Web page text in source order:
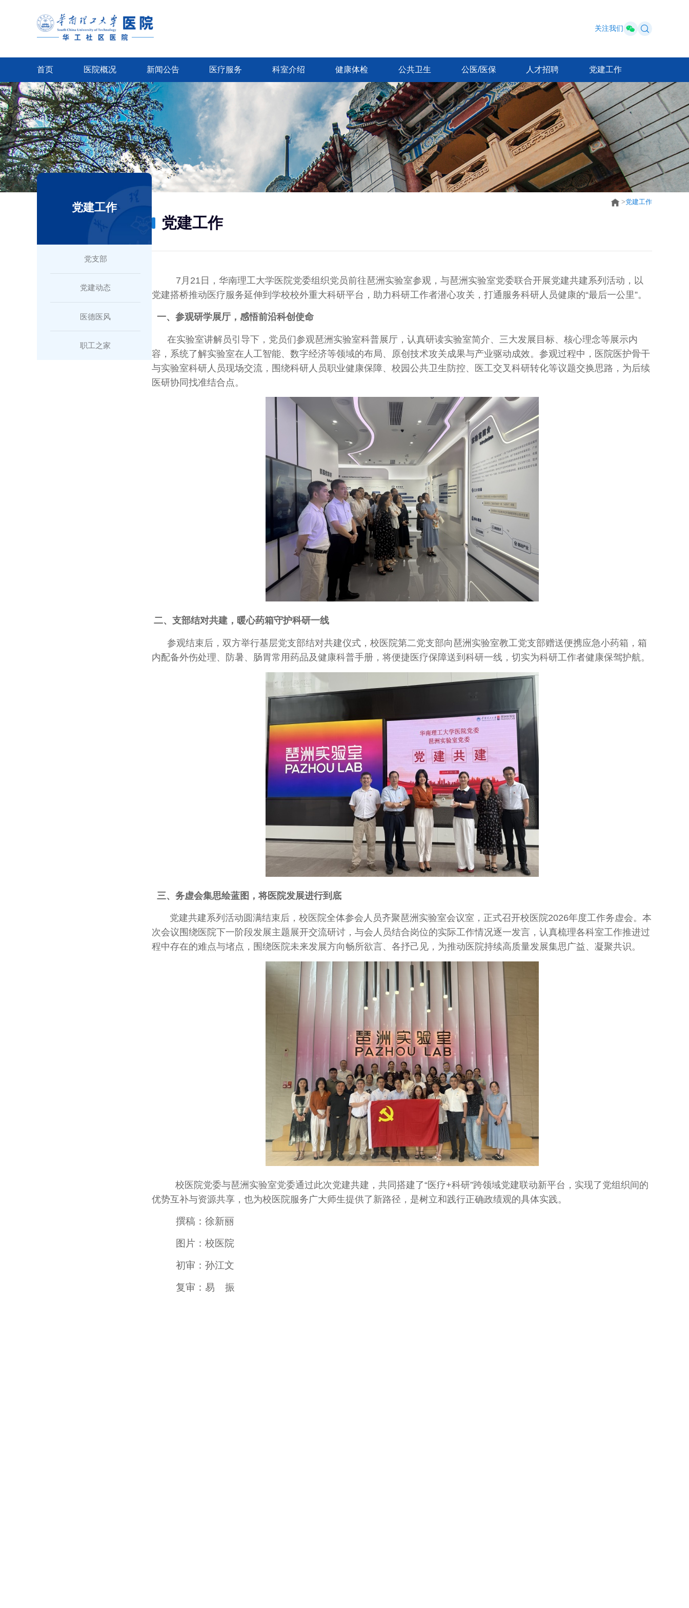
关注我们
首页 医院概况 新闻公告 医疗服务 科室介绍 健康体检 公共卫生 公医/医保 人才招聘 党建工作
党建工作
党支部
党建动态
医德医风
职工之家
>党建工作
党建工作
7月21日，华南理工大学医院党委组织党员前往琶洲实验室参观，与琶洲实验室党委联合开展党建共建系列活动，以
党建搭桥推动医疗服务延伸到学校校外重大科研平台，助力科研工作者潜心攻关，打通服务科研人员健康的“最后一公里”。
一、参观研学展厅，感悟前沿科创使命
在实验室讲解员引导下，党员们参观琶洲实验室科普展厅，认真研读实验室简介、三大发展目标、核心理念等展示内
容，系统了解实验室在人工智能、数字经济等领域的布局、原创技术攻关成果与产业驱动成效。参观过程中，医院医护骨干
与实验室科研人员现场交流，围绕科研人员职业健康保障、校园公共卫生防控、医工交叉科研转化等议题交换思路，为后续
医研协同找准结合点。
二、支部结对共建，暖心药箱守护科研一线
参观结束后，双方举行基层党支部结对共建仪式，校医院第二党支部向琶洲实验室教工党支部赠送便携应急小药箱，箱
内配备外伤处理、防暑、肠胃常用药品及健康科普手册，将便捷医疗保障送到科研一线，切实为科研工作者健康保驾护航。
三、务虚会集思绘蓝图，将医院发展进行到底
党建共建系列活动圆满结束后，校医院全体参会人员齐聚琶洲实验室会议室，正式召开校医院2026年度工作务虚会。本
次会议围绕医院下一阶段发展主题展开交流研讨，与会人员结合岗位的实际工作情况逐一发言，认真梳理各科室工作推进过
程中存在的难点与堵点，围绕医院未来发展方向畅所欲言、各抒己见，为推动医院持续高质量发展集思广益、凝聚共识。
校医院党委与琶洲实验室党委通过此次党建共建，共同搭建了“医疗+科研”跨领域党建联动新平台，实现了党组织间的
优势互补与资源共享，也为校医院服务广大师生提供了新路径，是树立和践行正确政绩观的具体实践。
撰稿：徐新丽
图片：校医院
初审：孙江文
复审：易 振